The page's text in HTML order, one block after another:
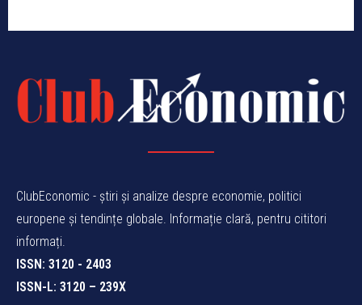
ClubEconomic - știri și analize despre economie, politici
europene și tendințe globale. Informație clară, pentru cititori
informați.
ISSN: 3120 - 2403
ISSN-L: 3120 – 239X